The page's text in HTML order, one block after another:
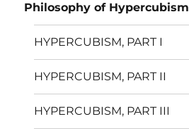
Philosophy of Hypercubism
HYPERCUBISM, PART I
HYPERCUBISM, PART II
HYPERCUBISM, PART III